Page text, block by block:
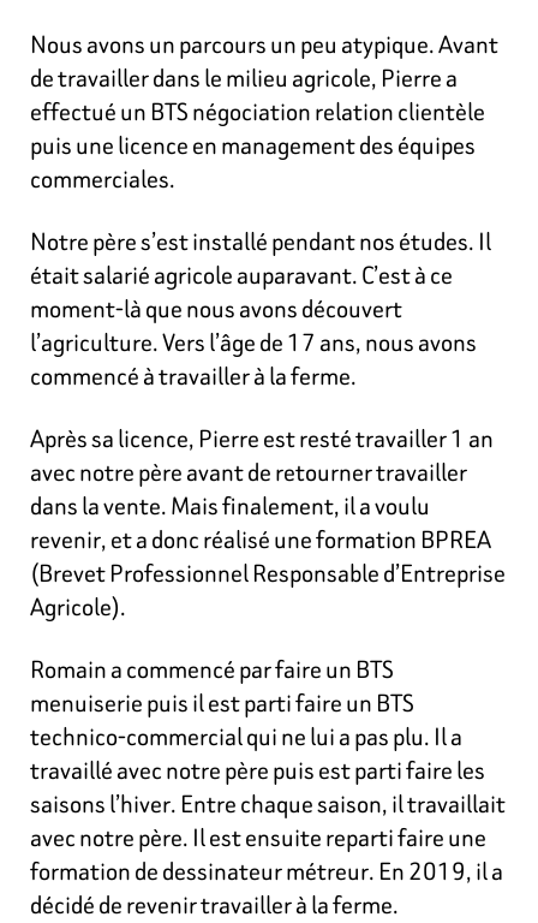
Nous avons un parcours un peu atypique. Avant
de travailler dans le milieu agricole, Pierre a
effectué un BTS négociation relation clientèle
puis une licence en management des équipes
commerciales.
Notre pères’est installé pendant nos études. Il
était salarié agricole auparavant. C’est à ce
moment-là que nous avons découvert
l’agriculture. Vers l’âge de 17 ans, nous avons
commencé à travailler à la ferme.
Après sa licence, Pierre est resté travailler 1 an
avec notre père avant de retourner travailler
dans la vente. Mais finalement, il a voulu
revenir, et a donc réalisé une formation BPREA
(Brevet Professionnel Responsable d’Entreprise
Agricole).
Romain a commencé par faire un BTS
menuiserie puis il est parti faire un BTS
technico-commercial qui ne lui a pas plu. Il a
travaillé avec notre père puis est parti faire les
saisons l’hiver. Entre chaque saison, il travaillait
avec notre père. Il est ensuite reparti faire une
formation de dessinateur métreur. En 2019, il a
décidé de revenir travailler à la ferme.